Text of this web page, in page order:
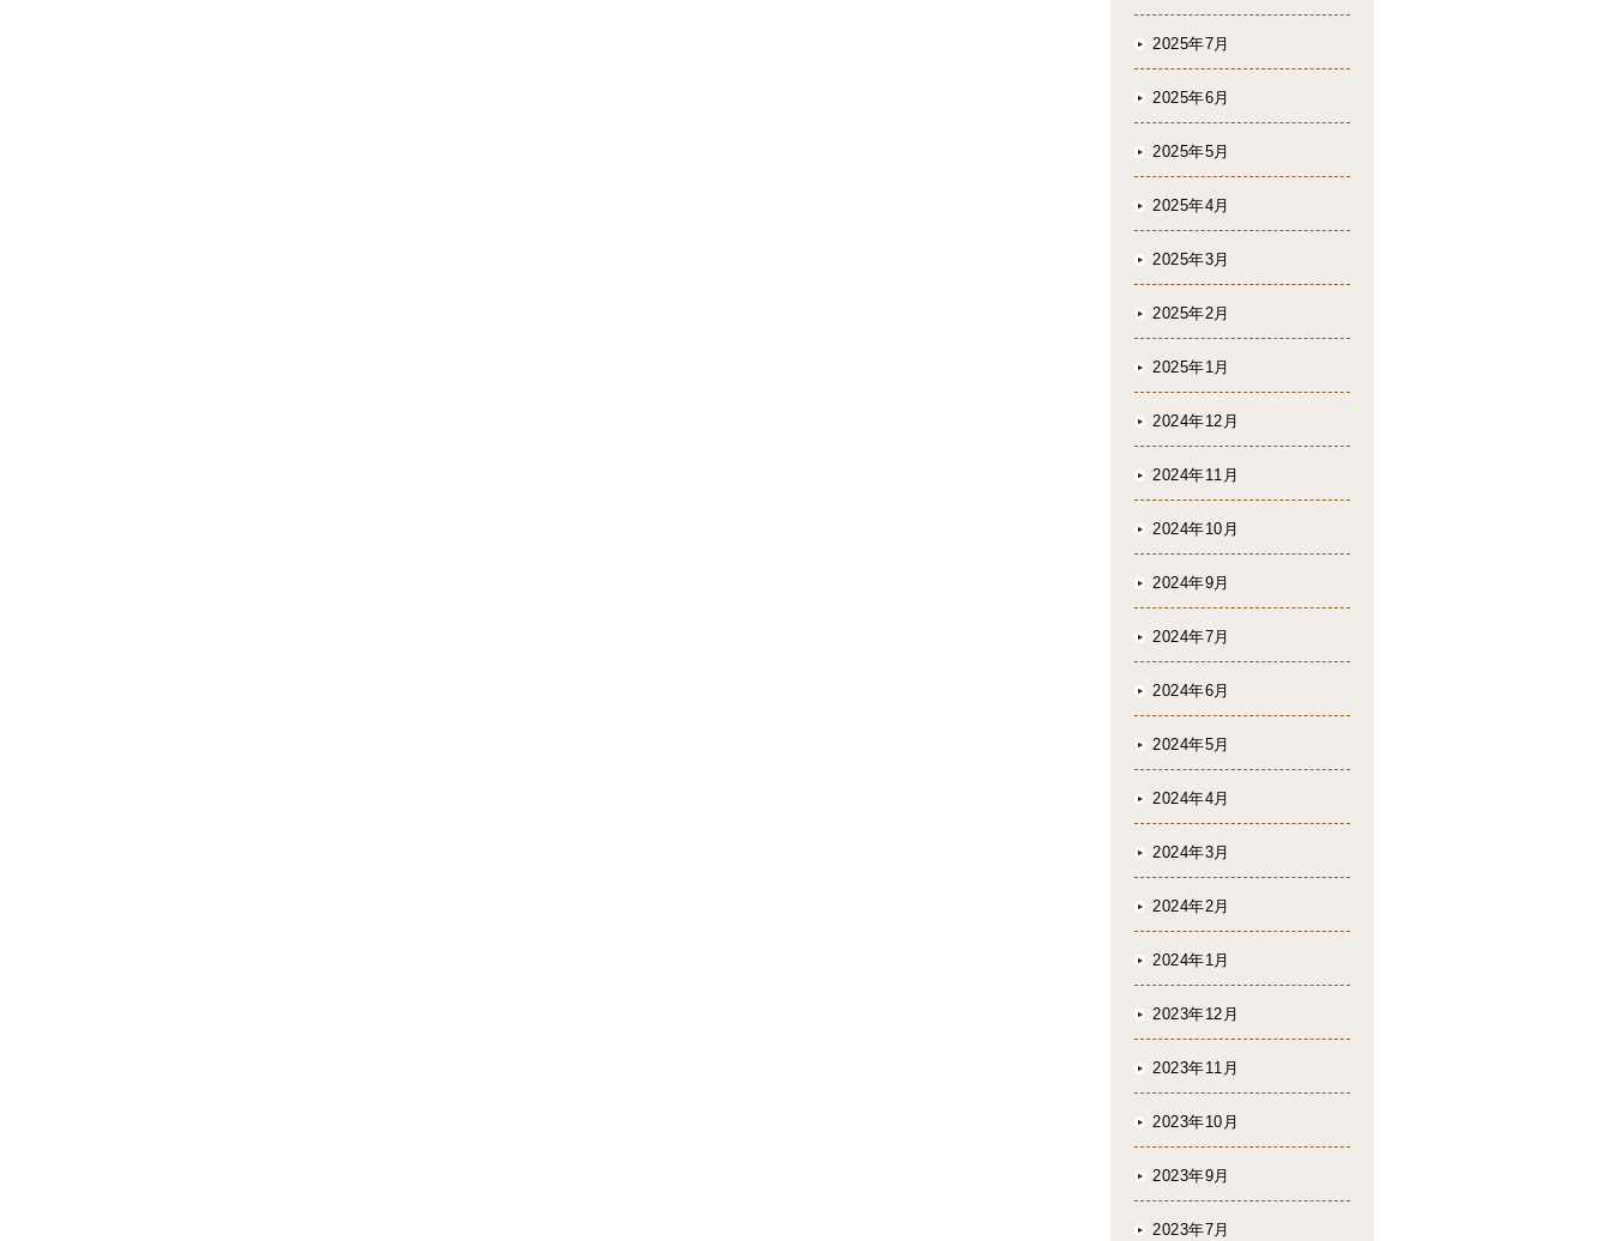
2025年7月
2025年6月
2025年5月
2025年4月
2025年3月
2025年2月
2025年1月
2024年12月
2024年11月
2024年10月
2024年9月
2024年7月
2024年6月
2024年5月
2024年4月
2024年3月
2024年2月
2024年1月
2023年12月
2023年11月
2023年10月
2023年9月
2023年7月